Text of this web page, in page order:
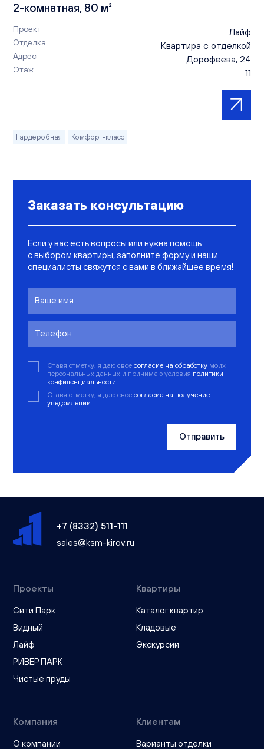
2-комнатная, 80 м²
Проект Лайф
Отделка Квартира с отделкой
Адрес Дорофеева, 24
Этаж 11
Гардеробная Комфорт-класс
Заказать консультацию
Если у вас есть вопросы или нужна помощь
с выбором квартиры, заполните форму и наши
специалисты свяжутся с вами в ближайшее время!
Ставя отметку, я даю свое согласие на обработку моих
персональных данных и принимаю условия политики
конфиденциальности
Ставя отметку, я даю свое согласие на получение
уведомлений
Отправить
+7 (8332) 511-111
sales@ksm-kirov.ru
Проекты
Сити Парк
Видный
Лайф
РИВЕР ПАРК
Чистые пруды
Квартиры
Каталог квартир
Кладовые
Экскурсии
Компания
О компании
Клиентам
Варианты отделки